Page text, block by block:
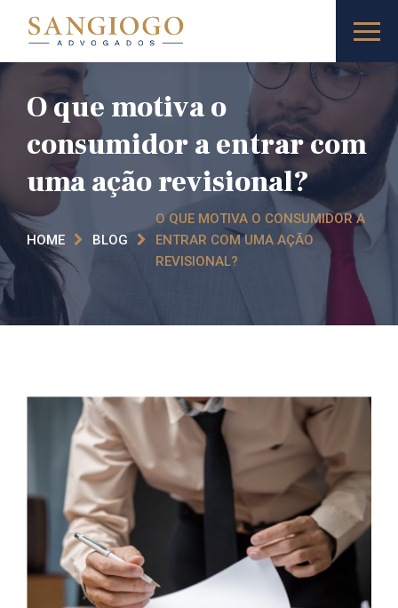
O que motiva o
consumidor a entrar com
uma ação revisional?
HOME BLOG
O QUE MOTIVA O CONSUMIDOR A
ENTRAR COM UMA AÇÃO
REVISIONAL?